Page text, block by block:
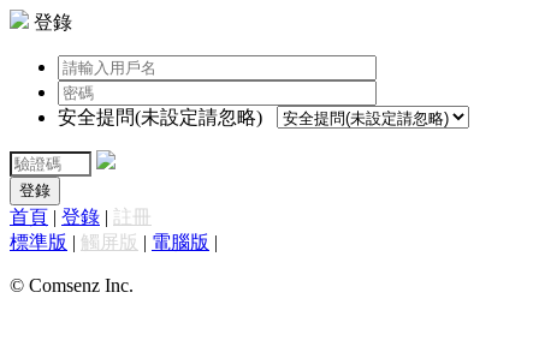
登錄
安全提問(未設定請忽略)
登錄
首頁 | 登錄 | 註冊
標準版 | 觸屏版 | 電腦版 |
© Comsenz Inc.